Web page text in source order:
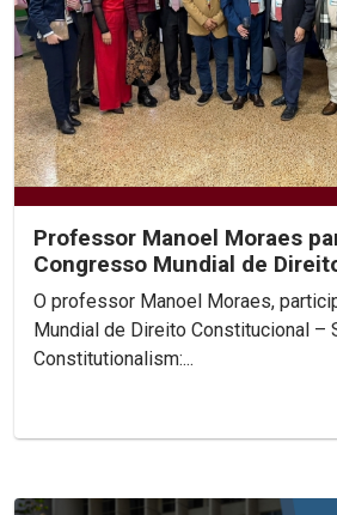
Professor Manoel Moraes
Congresso Mundial de
Constitucional, na Colômbia.
O professor Manoel Moraes,
Mundial de Direito Constitucional –
Constitutionalism:...